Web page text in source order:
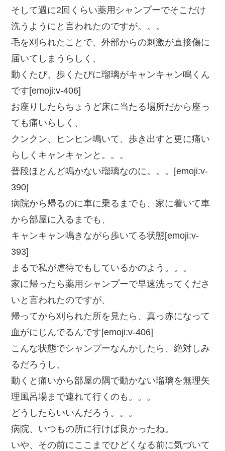
そして週に2回くらい薬用シャンプーでそこだけ
洗うようにと言われたのですが。。。
毛を刈られたことで、外部からの刺激が直接傷に
届いてしまうらしく、
動くたび、歩くたびに瑠璃がキャンキャン鳴くん
です[emoji:v-406]
お座りしたらちょうど床に当たる場所だから座っ
ても痛いらしく、
クンクン、ヒンヒン鳴いて、歩き出すと更に痛い
らしくキャンキャンと。。。
普段ほとんど鳴かない瑠璃なのに。。。[emoji:v-
390]
病院から帰るのに車に乗るまでも、家に着いて車
から部屋に入るまでも、
キャンキャン鳴きながら歩いてる状態[emoji:v-
393]
まるで私が虐待でもしているかのよう。。。
家に帰ったら薬用シャンプーで早速洗ってくださ
いと言われたのですが、
帰ってから刈られた所を見たら、真っ赤になって
血がにじんでるんです[emoji:v-406]
こんな状態でシャンプーなんかしたら、絶対しみ
るだろうし、
動くと痛いから部屋の隅で動かない瑠璃を無理矢
理風呂場まで連れて行くのも。。。
どうしたらいいんだろう。。。
病院、いつもの所に行けば良かったね。
いや、その前にここまでひどくなる前に気づいて